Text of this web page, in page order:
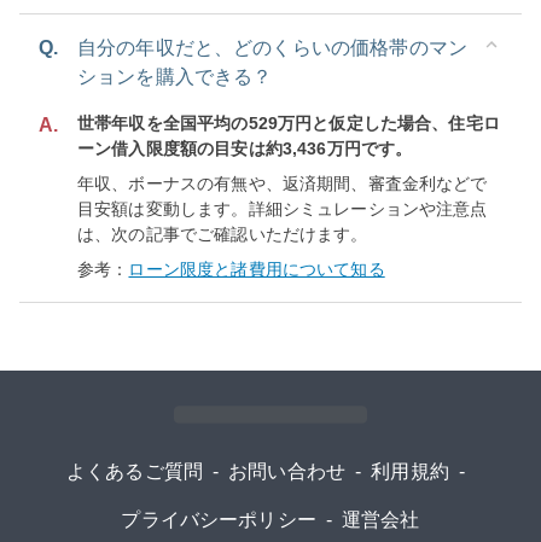
Q.
自分の年収だと、どのくらいの価格帯のマン
ションを購入できる？
A.
世帯年収を全国平均の529万円と仮定した場合、住宅ロ
ーン借入限度額の目安は約3,436万円です。
年収、ボーナスの有無や、返済期間、審査金利などで
目安額は変動します。詳細シミュレーションや注意点
は、次の記事でご確認いただけます。
参考： ローン限度と諸費用について知る
よくあるご質問 - お問い合わせ - 利用規約 -
プライバシーポリシー - 運営会社